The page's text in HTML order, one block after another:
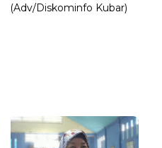
(Adv/Diskominfo Kubar)